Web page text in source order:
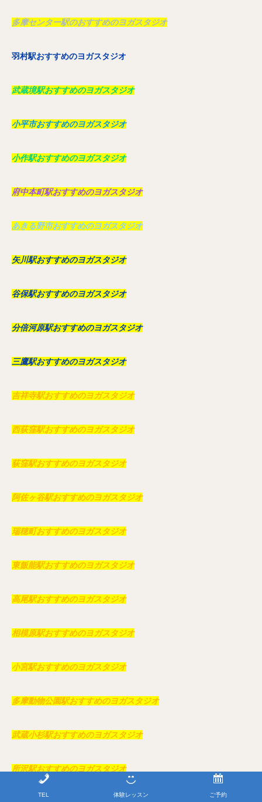
多摩センター駅のおすすめのヨガスタジオ
羽村駅おすすめのヨガスタジオ
武蔵境駅おすすめのヨガスタジオ
小平市おすすめのヨガスタジオ
小作駅おすすめのヨガスタジオ
府中本町駅おすすめのヨガスタジオ
あきる野市おすすめのヨガスタジオ
矢川駅おすすめのヨガスタジオ
谷保駅おすすめのヨガスタジオ
分倍河原駅おすすめのヨガスタジオ
三鷹駅おすすめのヨガスタジオ
吉祥寺駅おすすめのヨガスタジオ
西荻窪駅おすすめのヨガスタジオ
荻窪駅おすすめのヨガスタジオ
阿佐ヶ谷駅おすすめのヨガスタジオ
瑞穂町おすすめのヨガスタジオ
東飯能駅おすすめのヨガスタジオ
高尾駅おすすめのヨガスタジオ
相模原駅おすすめのヨガスタジオ
小宮駅おすすめのヨガスタジオ
多摩動物公園駅おすすめのヨガスタジオ
武蔵小杉駅おすすめのヨガスタジオ
所沢駅おすすめのヨガスタジオ
TEL 体験レッスン ご予約